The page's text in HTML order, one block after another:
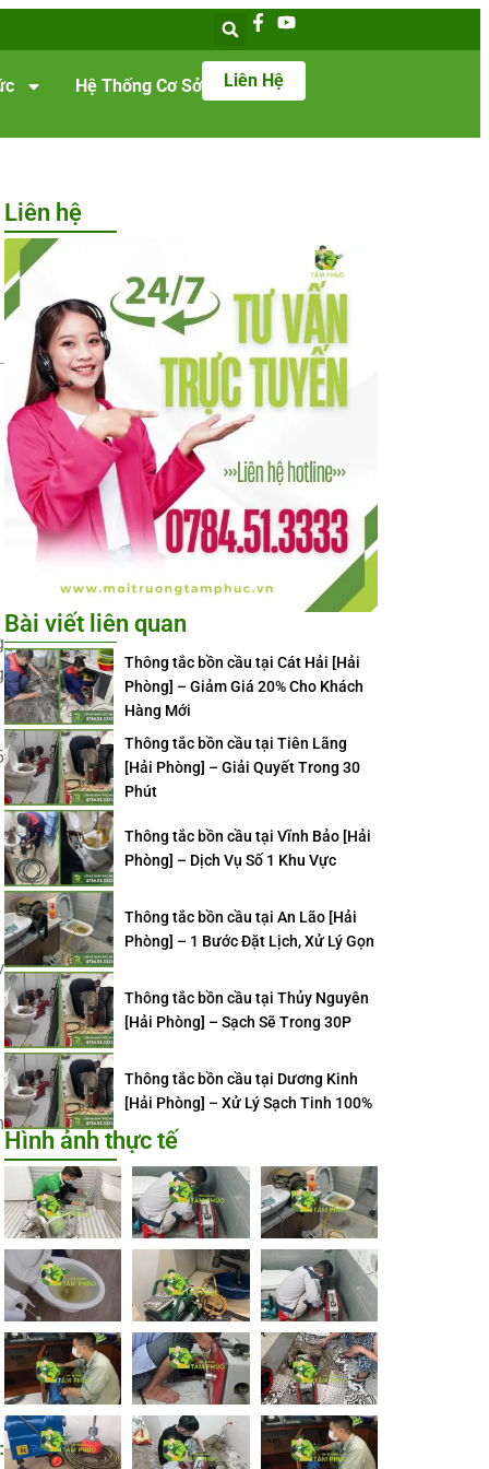
Hệ Thống Cơ Sở Liên Hệ
Liên hệ
Bài viết liên quan
Thông tắc bồn cầu tại Cát Hải [Hải
Phòng] – Giảm Giá 20% Cho Khách
Hàng Mới
Thông tắc bồn cầu tại Tiên Lãng
[Hải Phòng] – Giải Quyết Trong 30
Phút
Thông tắc bồn cầu tại Vĩnh Bảo [Hải
Phòng] – Dịch Vụ Số 1 Khu Vực
Thông tắc bồn cầu tại An Lão [Hải
Phòng] – 1 Bước Đặt Lịch, Xử Lý Gọn
Thông tắc bồn cầu tại Thủy Nguyên
[Hải Phòng] – Sạch Sẽ Trong 30P
Thông tắc bồn cầu tại Dương Kinh
[Hải Phòng] – Xử Lý Sạch Tinh 100%
Hình ảnh thực tế